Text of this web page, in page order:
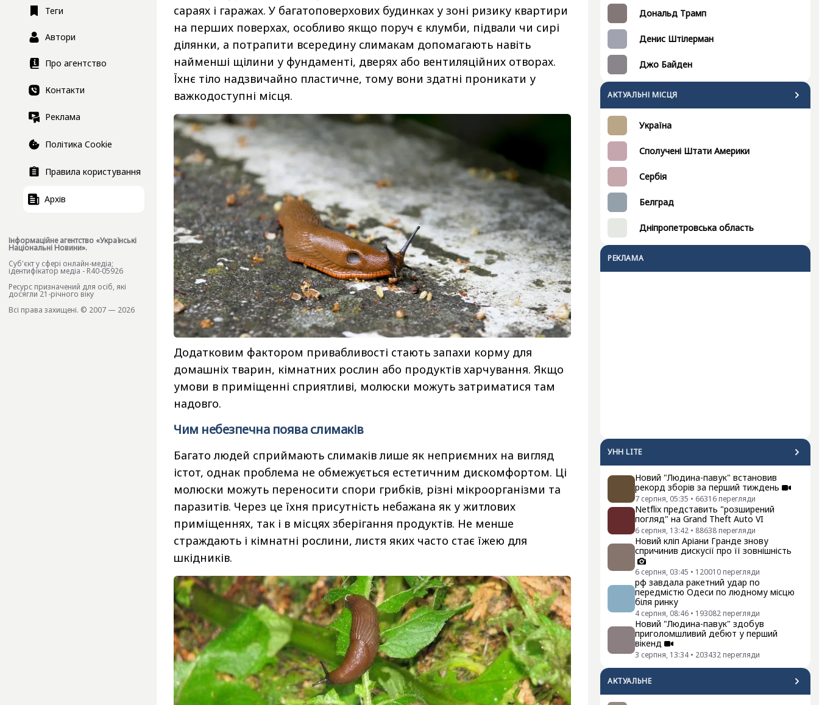
Теги
Автори
Про агентство
Контакти
Реклама
Політика Cookie
Правила користування
Архів
Інформаційне агентство «Українські
Національні Новини».
Cуб'єкт у сфері онлайн-медіа;
ідентифікатор медіа - R40-05926
Ресурс призначений для осіб, які
досягли 21-річного віку
Всі права захищені. © 2007 — 2026
Дональд Трамп
Денис Штілерман
Джо Байден
АКТУАЛЬНІ МІСЦЯ
Україна
Сполучені Штати Америки
Сербія
Белград
Дніпропетровська область
РЕКЛАМА
УНН LITE
Новий "Людина-павук" встановив
рекорд зборів за перший тиждень
7 серпня, 05:35 • 66316 перегляди
Netflix представить "розширений
погляд" на Grand Theft Auto VI
6 серпня, 13:42 • 88638 перегляди
Новий кліп Аріани Гранде знову
спричинив дискусії про її зовнішність
6 серпня, 03:45 • 120010 перегляди
рф завдала ракетний удар по
передмістю Одеси по людному місцю
біля ринку
4 серпня, 08:46 • 193082 перегляди
Новий "Людина-павук" здобув
приголомшливий дебют у перший
вікенд
3 серпня, 13:34 • 203432 перегляди
АКТУАЛЬНЕ
сараях і гаражах. У багатоповерхових будинках у зоні ризику квартири
на перших поверхах, особливо якщо поруч є клумби, підвали чи сирі
ділянки, а потрапити всередину слимакам допомагають навіть
найменші щілини у фундаменті, дверях або вентиляційних отворах.
Їхнє тіло надзвичайно пластичне, тому вони здатні проникати у
важкодоступні місця.
Додатковим фактором привабливості стають запахи корму для
домашніх тварин, кімнатних рослин або продуктів харчування. Якщо
умови в приміщенні сприятливі, молюски можуть затриматися там
надовго.
Чим небезпечна поява слимаків
Багато людей сприймають слимаків лише як неприємних на вигляд
істот, однак проблема не обмежується естетичним дискомфортом. Ці
молюски можуть переносити спори грибків, різні мікроорганізми та
паразитів. Через це їхня присутність небажана як у житлових
приміщеннях, так і в місцях зберігання продуктів. Не менше
страждають і кімнатні рослини, листя яких часто стає їжею для
шкідників.